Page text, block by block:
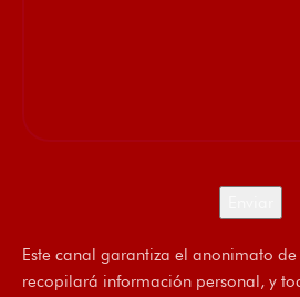
Este canal garantiza el anonimato
recopilará información personal, y